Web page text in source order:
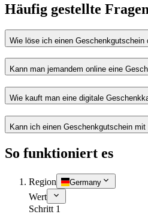
Häufig gestellte Fragen
Wie löse ich einen Geschenkgutschein
Kann man jemandem online eine
Wie kauft man eine digitale
Kann ich einen Geschenkgutschein
So funktioniert es
Region Germany
Wert
Schritt 1